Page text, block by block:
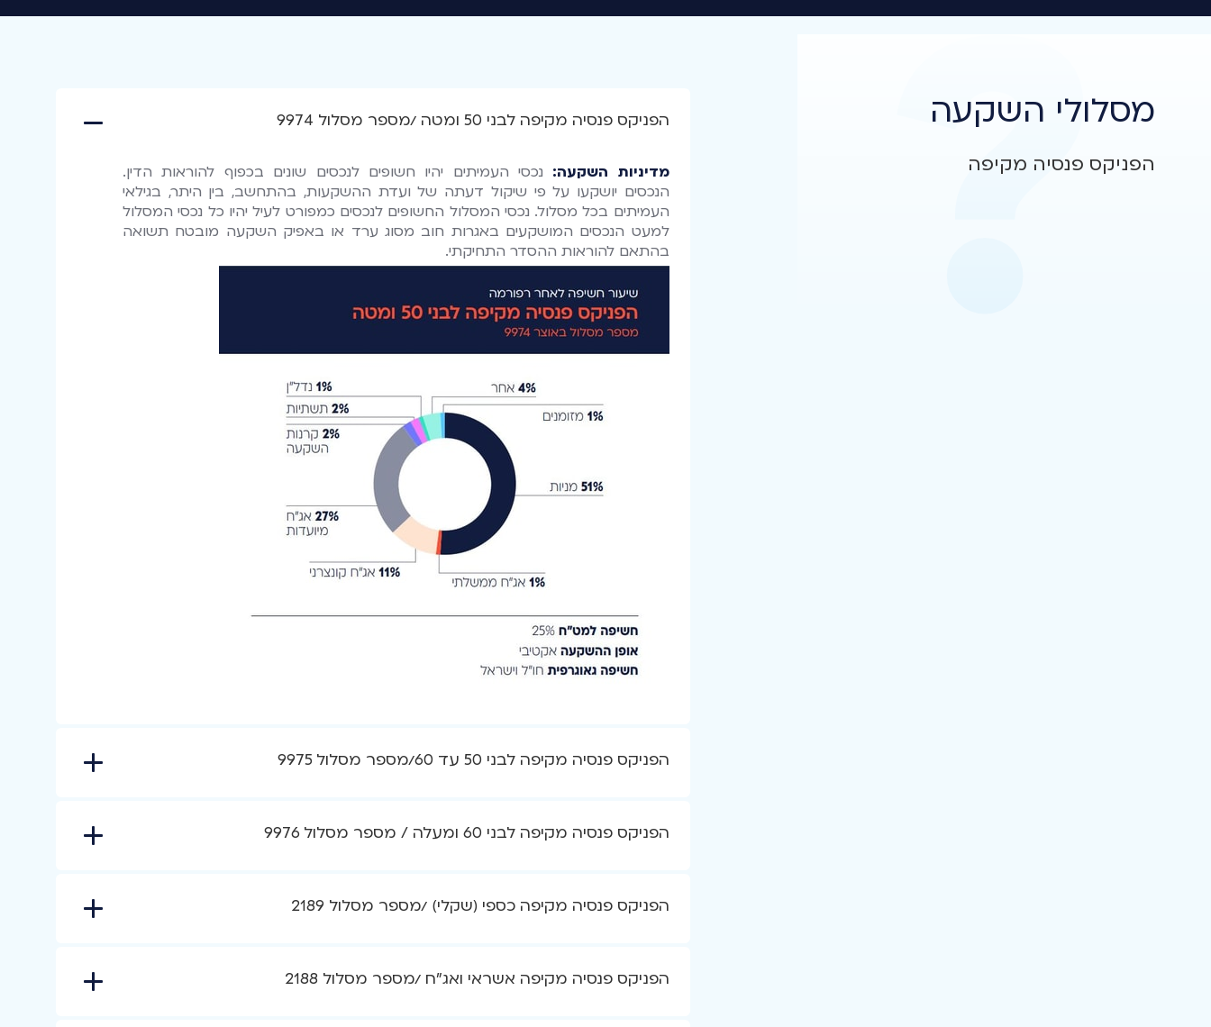
מסלולי השקעה
הפניקס פנסיה מקיפה
הפניקס פנסיה מקיפה לבני 50 ומטה /מספר מסלול 9974
מדיניות השקעה: נכסי העמיתים יהיו חשופים לנכסים שונים בכפוף להוראות הדין.
הנכסים יושקעו על פי שיקול דעתה של ועדת ההשקעות, בהתחשב, בין היתר, בגילאי
העמיתים בכל מסלול. נכסי המסלול החשופים לנכסים כמפורט לעיל יהיו כל נכסי המסלול
למעט הנכסים המושקעים באגרות חוב מסוג ערד או באפיק השקעה מובטח תשואה
בהתאם להוראות ההסדר התחיקתי.
הפניקס פנסיה מקיפה לבני 50 עד 60/מספר מסלול 9975
הפניקס פנסיה מקיפה לבני 60 ומעלה / מספר מסלול 9976
הפניקס פנסיה מקיפה כספי (שקלי) /מספר מסלול 2189
הפניקס פנסיה מקיפה אשראי ואג"ח /מספר מסלול 2188